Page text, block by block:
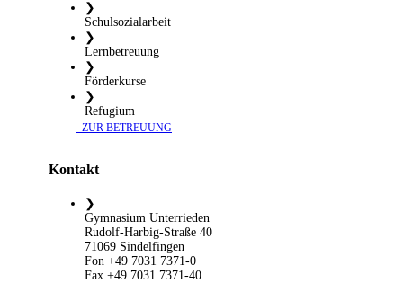
❯
Schulsozialarbeit
❯
Lernbetreuung
❯
Förderkurse
❯
Refugium
​ ZUR BETREUUNG
Kontakt
❯
Gymnasium Unterrieden
Rudolf-Harbig-Straße 40
71069 Sindelfingen
Fon +49 7031 7371-0
Fax +49 7031 7371-40